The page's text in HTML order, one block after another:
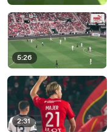
5:26
2:31